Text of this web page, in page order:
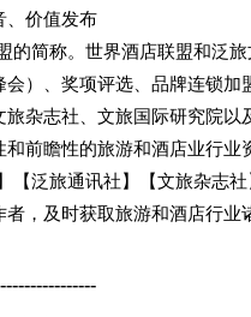
、价值发布
的简称。世界酒店联盟和泛
）、奖项评选、品牌连锁
旅杂志社、文旅国际研究院
前瞻性的旅游和酒店业行业
【泛旅通讯社】【文旅杂志
，及时获取旅游和酒店行业